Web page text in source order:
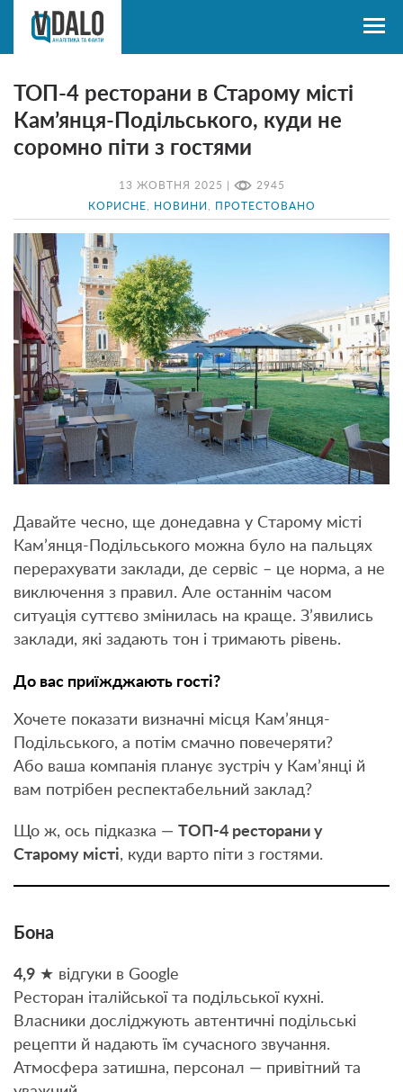
13 ЖОВТНЯ 2025 | 2945
КОРИСНЕ НОВИНИ ПРОТЕСТОВАНО
ТОП-4 ресторани в Старому місті
Кам’янця-Подільського, куди не
соромно піти з гостями
Давайте чесно, ще донедавна у Старому місті
Кам’янця-Подільського можна було на пальцях
перерахувати заклади, де сервіс – це норма, а не
виключення з правил. Але останнім часом
ситуація суттєво змінилась на краще. З’явились
заклади, які задають тон і тримають рівень.
До вас приїжджають гості?
Хочете показати визначні місця Кам’янця-
Подільського, а потім смачно повечеряти?
Або ваша компанія планує зустріч у Кам’янці й
вам потрібен респектабельний заклад?
Що ж, ось підказка — ТОП-4 ресторани у
Старому місті, куди варто піти з гостями.
Бона
4,9 ★ відгуки в Google
Ресторан італійської та подільської кухні.
Власники досліджують автентичні подільські
рецепти й надають їм сучасного звучання.
Атмосфера затишна, персонал — привітний та